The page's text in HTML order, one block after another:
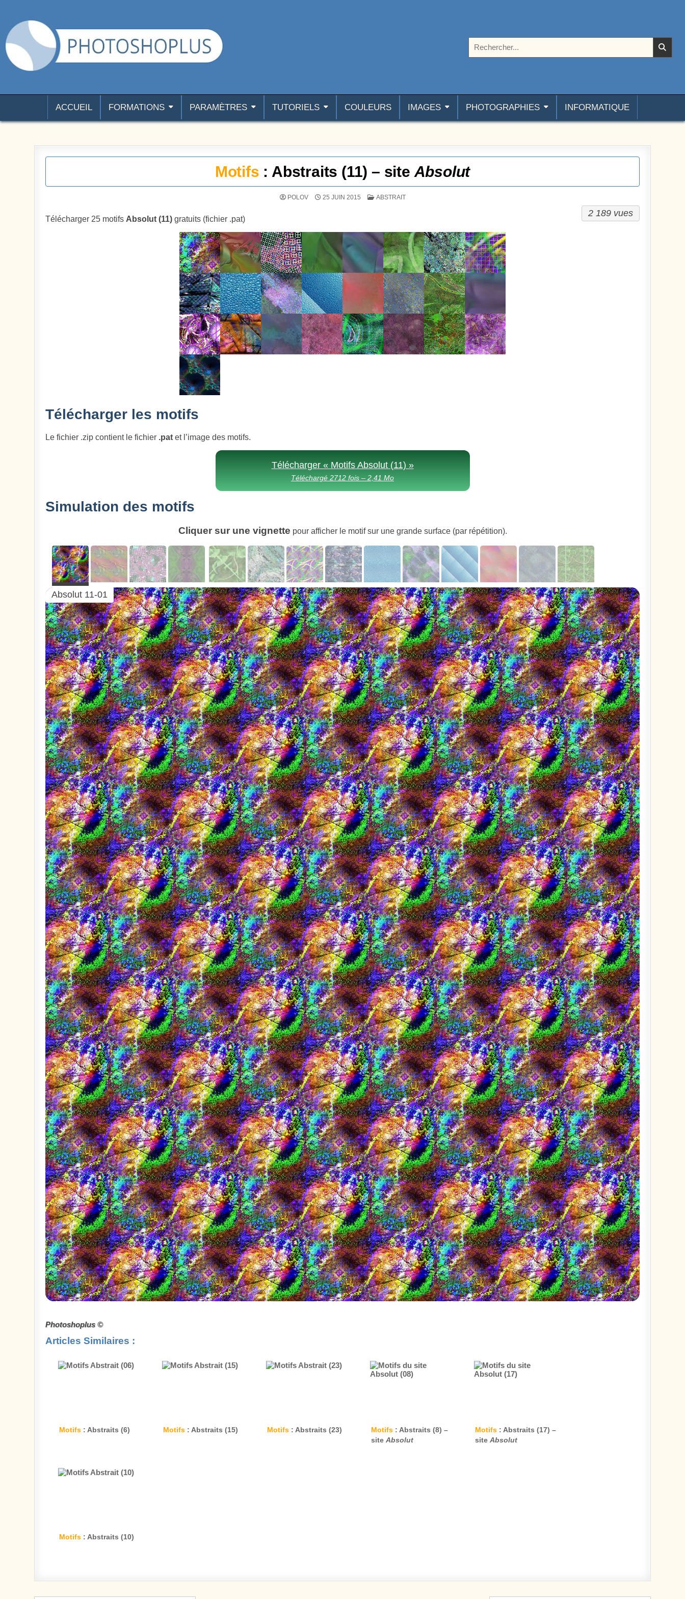
ACCUEIL FORMATIONS PARAMÈTRES TUTORIELS COULEURS IMAGES PHOTOGRAPHIES INFORMATIQUE
Motifs : Abstraits (11) – site Absolut
POLOV 25 JUIN 2015 POSTÉ DANS
ABSTRAIT
2 189 vues
Télécharger 25 motifs Absolut (11) gratuits (fichier .pat)
Télécharger les motifs
Le fichier .zip contient le fichier .pat et l’image des motifs.
Télécharger « Motifs Absolut (11) »
Téléchargé 2712 fois – 2,41 Mo
Simulation des motifs
Cliquer sur une vignette pour afficher le motif sur une grande surface (par répétition).
Absolut 11-01
Photoshoplus ©
Articles Similaires :
Motifs : Abstraits (6) Motifs : Abstraits (15) Motifs : Abstraits (23) Motifs : Abstraits (8) –
siteAbsolut
Motifs : Abstraits (17) –
siteAbsolut
Motifs : Abstraits (10)